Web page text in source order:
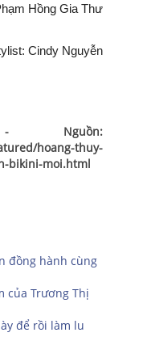
Hồng Gia Thư
Cindy Nguyễn
Nguồn:
hoang-thuy-
bikini-moi.html
đồng hành cùng
của Trương Thị
để rồi làm lu